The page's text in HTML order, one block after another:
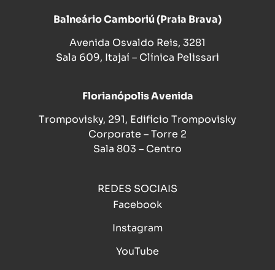
Balneário Camboriú (Praia Brava)
Avenida Osvaldo Reis, 3281
Sala 609, Itajaí – Clínica Pelissari
Florianópolis Avenida
Trompovisky, 291, Edifício Trompovisky
Corporate – Torre 2
Sala 803 – Centro
REDES SOCIAIS
Facebook
Instagram
YouTube